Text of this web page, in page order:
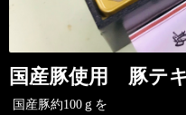
国産豚使用 豚テキ
国産豚約100ｇを